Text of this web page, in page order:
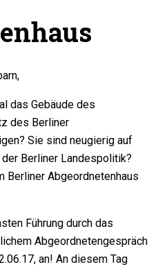
das Gebäude des
des Berliner
Sie sind neugierig auf
Berliner Landespolitik?
Berliner Abgeordnetenhaus
Führung durch das
Abgeordnetengespräch
an! An diesem Tag